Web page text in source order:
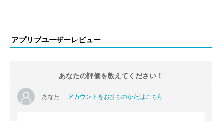
アプリブユーザーレビュー
あなたの評価を教えてください！
あなた アカウントをお持ちのかたはこちら